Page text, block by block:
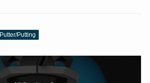
Putter/Putting